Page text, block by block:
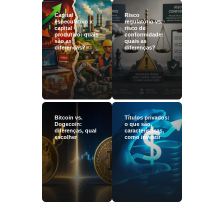
Capital
especulativo x
capital
produtivo: quais
são as
diferenças?
Risco
regulatório vs.
risco de
conformidade:
quais as
diferenças?
Bitcoin vs.
Dogecoin:
diferenças, qual
escolher
Títulos privados:
o que são,
características,
como investir